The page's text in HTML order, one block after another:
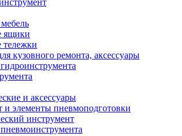
ящики
тележки
кузовного ремонта, аксессуары
и аксессуары
элементы пневмоподготовки
инструмент